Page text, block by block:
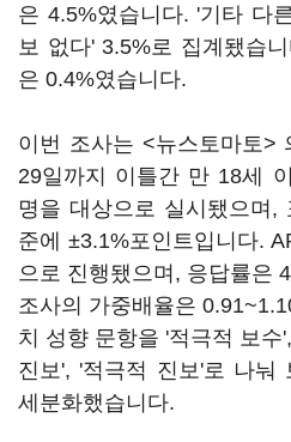
은 4.5%였습니다. '기타 다
보 없다' 3.5%로 집계됐습
은 0.4%였습니다.
이번 조사는 <뉴스토마토>
29일까지 이틀간 만 18세
명을 대상으로 실시됐으며,
준에 ±3.1%포인트입니다.
으로 진행됐으며, 응답률은
조사의 가중배율은
치 성향 문항을 '적극적 보수
진보', '적극적 진보'로 나눠
세분화했습니다.